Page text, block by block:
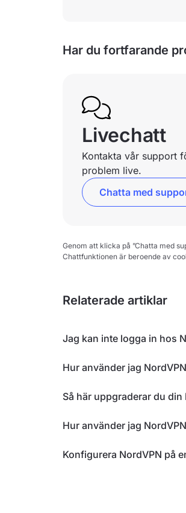
Har du fortfarande
Livechatt
Kontakta vår support
problem live.
Chatta med
Genom att klicka på ”Chatta med
Chattfunktionen är beroende av
Relaterade artiklar
Jag kan inte logga in hos
Hur använder jag
Så här uppgraderar du
Hur använder jag
Konfigurera NordVPN på